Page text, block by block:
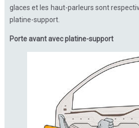
glaces et les haut-parleurs sont
platine-support.
Porte avant avec platine-support